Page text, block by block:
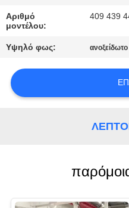
ΕΛΆΤΕ
ΣΕ
ΜΕ
SITEMAP
Αριθμό
μοντέλου:
409 439
Υψηλό φως: